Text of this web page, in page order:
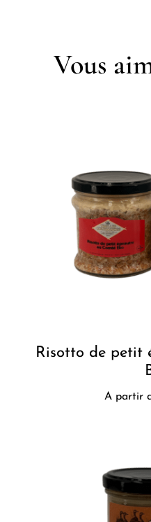
Vous
Risotto de petit
A partir